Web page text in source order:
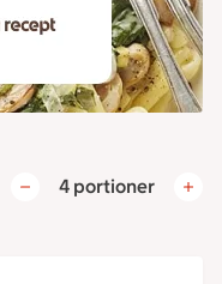
4 portioner